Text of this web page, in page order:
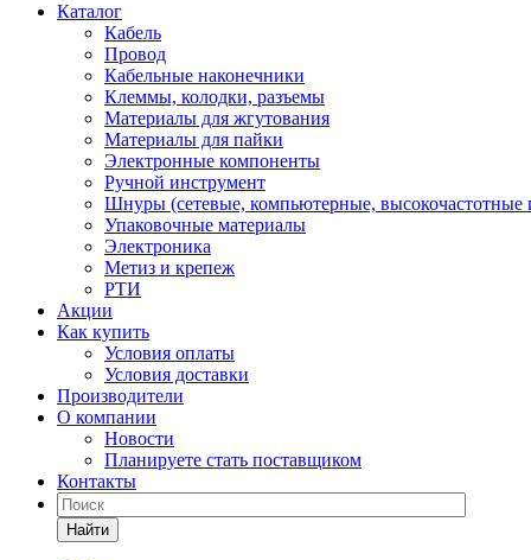
Каталог
Кабель
Провод
Кабельные наконечники
Клеммы, колодки, разъемы
Материалы для жгутования
Материалы для пайки
Электронные компоненты
Ручной инструмент
Шнуры (сетевые, компьютерные, высокочастотные
Упаковочные материалы
Электроника
Метиз и крепеж
РТИ
Акции
Как купить
Условия оплаты
Условия доставки
Производители
О компании
Новости
Планируете стать поставщиком
Контакты
Найти